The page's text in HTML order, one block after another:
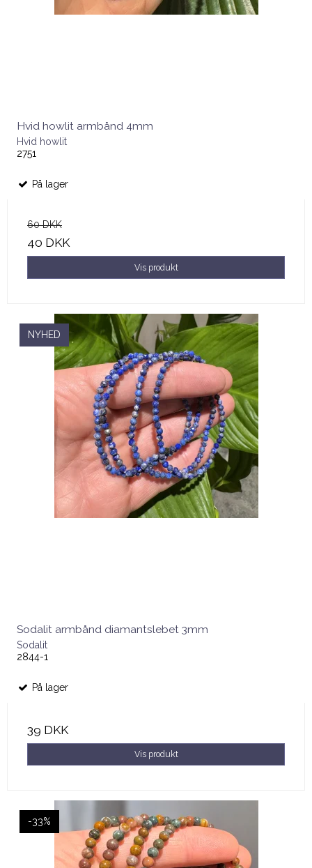
Hvid howlit armbånd 4mm
Hvid howlit
2751
På lager
60 DKK
40 DKK
Vis produkt
NYHED
Sodalit armbånd diamantslebet 3mm
Sodalit
2844-1
På lager
39 DKK
Vis produkt
-33%